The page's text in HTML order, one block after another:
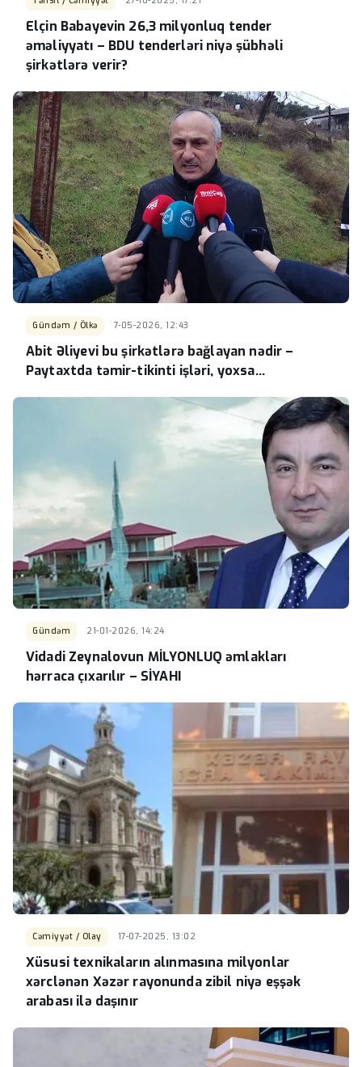
Elçin Babayevin 26,3 milyonluq tender
əməliyyatı – BDU tenderləri niyə şübhəli
şirkətlərə verir?
Gündəm / Ölkə 7-05-2026, 12:43
Abit Əliyevi bu şirkətlərə bağlayan nədir –
Paytaxtda təmir-tikinti işləri, yoxsa…
Gündəm 21-01-2026, 14:24
Vidadi Zeynalovun MİLYONLUQ əmlakları
hərraca çıxarılır – SİYAHI
Cəmiyyət / Olay 17-07-2025, 13:02
Xüsusi texnikaların alınmasına milyonlar
xərclənən Xəzər rayonunda zibil niyə eşşək
arabası ilə daşınır